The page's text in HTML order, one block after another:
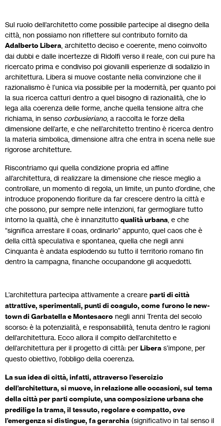
Sul ruolo dell’architetto come possibile partecipe al disegno della
città, non possiamo non riflettere sul contributo fornito da
Adalberto Libera , architetto deciso e coerente, meno coinvolto
dai dubbi e dalle incertezze di Ridolfi verso il reale, con cui pure ha
ricercato prima e condiviso poi giovanili esperienze di sodalizio in
architettura. Libera si muove costante nella convinzione che il
razionalismo è l’unica via possibile per la modernità, per quanto poi
la sua ricerca catturi dentro a quel bisogno di razionalità, che lo
lega alla coerenza delle forme, anche quella tensione altra che
richiama, in senso corbusieriano, a raccolta le forze della
dimensione dell’arte, e che nell’architetto trentino è ricerca dentro
la materia simbolica, dimensione altra che entra in scena nelle sue
rigorose architetture.
Riscontriamo qui quella condizione propria ed affine
all’architettura, di realizzare la dimensione che riesce meglio a
controllare, un momento di regola, un limite, un punto d’ordine, che
introduce proponendo fioriture da far crescere dentro la città e
che possono, pur sempre nelle intenzioni, far germogliare tutto
intorno la qualità, che è innanzitutto qualità urbana , e che
“significa arrestare il coas, ordinarlo” appunto, quel caos che è
della città speculativa e spontanea, quella che negli anni
Cinquanta è andata esplodendo su tutto il territorio romano fin
dentro la campagna, finanche occupandone gli acquedotti.
L’architettura partecipa attivamente a creare parti di città
attrattive, sperimentali, punti di coagulo, come furono le new-
town di Garbatella e Montesacro negli anni Trenta del secolo
scorso: è la potenzialità, e responsabilità, tenuta dentro le ragioni
dell’architettura. Ecco allora il compito dell’architetto e
dell’architettura per il progetto di città: per Libera s’impone, per
questo obiettivo, l’obbligo della coerenza.
La sua idea di città, infatti, attraverso l’esercizio
dell’architettura, si muove, in relazione alle occasioni, sul tema
della città per parti compiute, una composizione urbana che
predilige la trama, il tessuto, regolare e compatto, ove
l’emergenza si distingue, fa gerarchia (significativo in tal senso il